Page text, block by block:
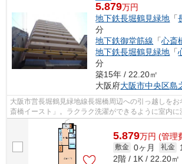
5.879万円
地下鉄長堀鶴見緑地 「
分
地下鉄御堂筋線 「心斎
地下鉄長堀鶴見緑地 「
分
築15年 / 22.20㎡
大阪府大阪市中央区島
大阪市営長堀鶴見緑地線長堀橋周辺への引っ越しを
斎橋イースト」。ラクラク洗濯ができるように室内
ます。初の一人暮らしでそれをきっか...
5.879万円 (管理
敷金 0ヶ月 礼金
2階 / 1K / 22.20㎡